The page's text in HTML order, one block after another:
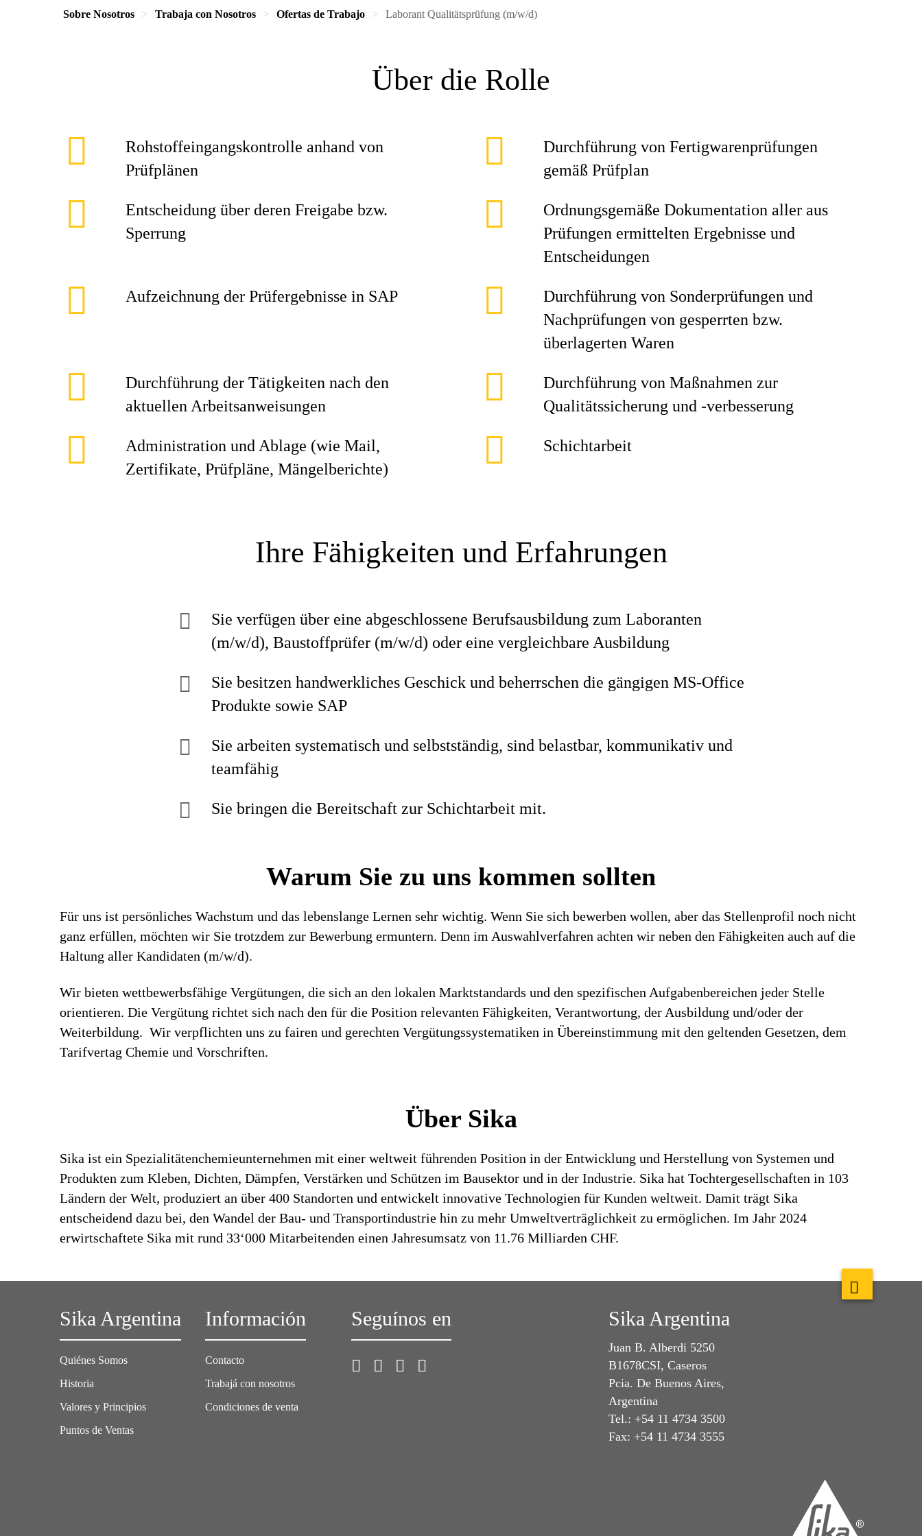
Sobre Nosotros Trabaja con Nosotros Ofertas de Trabajo Laborant Qualitätsprüfung (m/w/d)
Über die Rolle
Rohstoffeingangskontrolle anhand von
Prüfplänen
Durchführung von Fertigwarenprüfungen
gemäß Prüfplan
Entscheidung über deren Freigabe bzw.
Sperrung
Ordnungsgemäße Dokumentation aller aus
Prüfungen ermittelten Ergebnisse und
Entscheidungen
Aufzeichnung der Prüfergebnisse in SAP
Durchführung von Sonderprüfungen und
Nachprüfungen von gesperrten bzw.
überlagerten Waren
Durchführung der Tätigkeiten nach den
aktuellen Arbeitsanweisungen
Durchführung von Maßnahmen zur
Qualitätssicherung und -verbesserung
Administration und Ablage (wie Mail,
Zertifikate, Prüfpläne, Mängelberichte)
Schichtarbeit
Ihre Fähigkeiten und Erfahrungen
Sie verfügen über eine abgeschlossene Berufsausbildung zum Laboranten
(m/w/d), Baustoffprüfer (m/w/d) oder eine vergleichbare Ausbildung
Sie besitzen handwerkliches Geschick und beherrschen die gängigen MS-Office
Produkte sowie SAP
Sie arbeiten systematisch und selbstständig, sind belastbar, kommunikativ und
teamfähig
Sie bringen die Bereitschaft zur Schichtarbeit mit.
Warum Sie zu uns kommen sollten
Für uns ist persönliches Wachstum und das lebenslange Lernen sehr wichtig. Wenn Sie sich bewerben wollen, aber das Stellenprofil noch nicht
ganz erfüllen, möchten wir Sie trotzdem zur Bewerbung ermuntern. Denn im Auswahlverfahren achten wir neben den Fähigkeiten auch auf die
Haltung aller Kandidaten (m/w/d).
Wir bieten wettbewerbsfähige Vergütungen, die sich an den lokalen Marktstandards und den spezifischen Aufgabenbereichen jeder Stelle
orientieren. Die Vergütung richtet sich nach den für die Position relevanten Fähigkeiten, Verantwortung, der Ausbildung und/oder der
Weiterbildung. Wir verpflichten uns zu fairen und gerechten Vergütungssystematiken in Übereinstimmung mit den geltenden Gesetzen, dem
Tarifvertag Chemie und Vorschriften.
Über Sika
Sika ist ein Spezialitätenchemieunternehmen mit einer weltweit führenden Position in der Entwicklung und Herstellung von Systemen und
Produkten zum Kleben, Dichten, Dämpfen, Verstärken und Schützen im Bausektor und in der Industrie. Sika hat Tochtergesellschaften in 103
Ländern der Welt, produziert an über 400 Standorten und entwickelt innovative Technologien für Kunden weltweit. Damit trägt Sika
entscheidend dazu bei, den Wandel der Bau- und Transportindustrie hin zu mehr Umweltverträglichkeit zu ermöglichen. Im Jahr 2024
erwirtschaftete Sika mit rund 33‘000 Mitarbeitenden einen Jahresumsatz von 11.76 Milliarden CHF.
Sika Argentina
Quiénes Somos
Historia
Valores y Principios
Puntos de Ventas
Información
Contacto
Trabajá con nosotros
Condiciones de venta
Seguínos en Sika Argentina
Juan B. Alberdi 5250
B1678CSI, Caseros
Pcia. De Buenos Aires,
Argentina
Tel.: +54 11 4734 3500
Fax: +54 11 4734 3555